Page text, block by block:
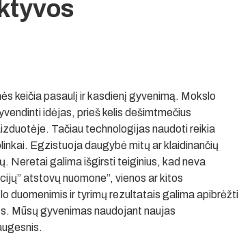
keičia pasaulį ir kasdienį gyvenimą. Mokslo
idėjas, prieš kelis dešimtmečius
Tačiau technologijas naudoti reikia
Egzistuoja daugybė mitų ar klaidinančių
Neretai galima išgirsti teiginius, kad neva
atstovų nuomone”, vienos ar kitos
duomenimis ir tyrimų rezultatais galima apibrėžti
Mūsų gyvenimas naudojant naujas